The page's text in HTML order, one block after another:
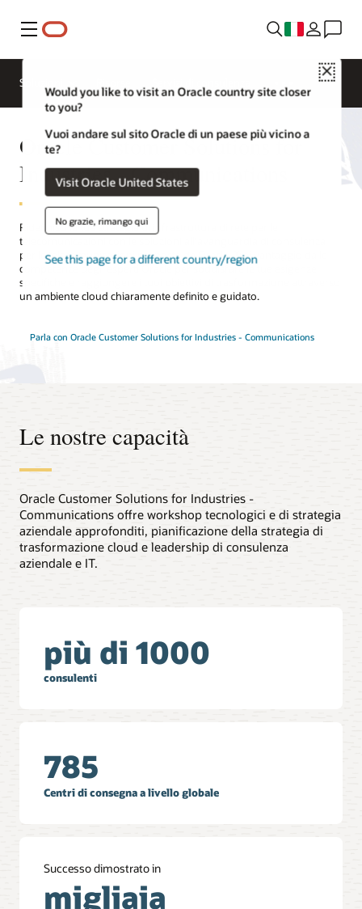
Menu
Close
Would you like to visit an Oracle country site closer
to you?
Vuoi andare sul sito Oracle di un paese più vicino a
te?
Visit Oracle United States
No grazie, rimango qui
See this page for a different country/region
Soluzioni
Oracle Customer Solutions for
Industries - Communications
Ridefinisci la tua strategia di infrastruttura di rete per le
telecomunicazioni con le soluzioni all'avanguardia di consulenza
per le telecomunicazioni proposte da Oracle. Trai vantaggio dalle
competenze degli esperti Oracle per soddisfare le tue esigenze
specifiche e raggiungere i tuoi obiettivi di trasformazione attraverso
un ambiente cloud chiaramente definito e guidato.
Parla con Oracle Customer Solutions for Industries - Communications
Le nostre capacità
Oracle Customer Solutions for Industries -
Communications offre workshop tecnologici e di strategia
aziendale approfonditi, pianificazione della strategia di
trasformazione cloud e leadership di consulenza
aziendale e IT.
più di 1000
consulenti
785
Centri di consegna a livello globale
Successo dimostrato in
migliaia